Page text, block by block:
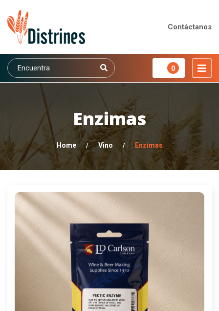
Contáctanos
0
Enzimas
Home / Vino / Enzimas